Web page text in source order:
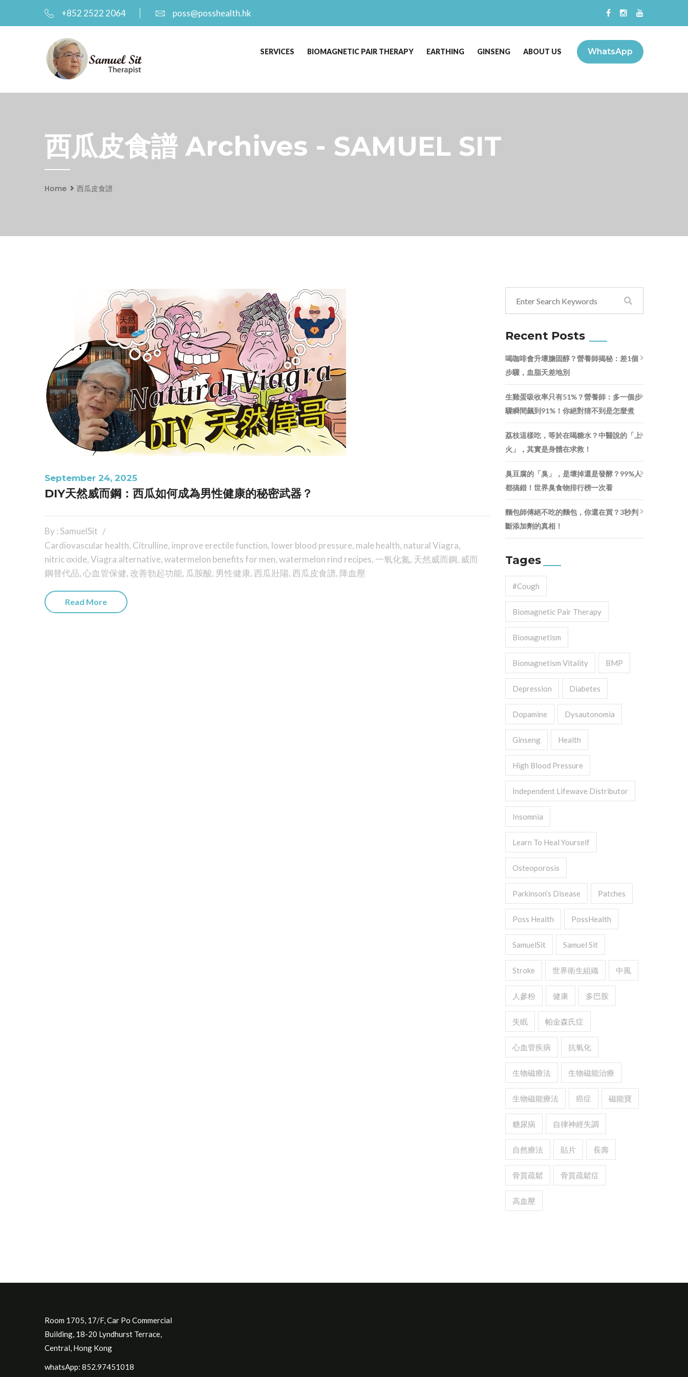
+852 2522 2064 poss@posshealth.hk
WhatsApp
SERVICES BIOMAGNETIC PAIR THERAPY EARTHING GINSENG ABOUT US
西瓜皮食譜 Archives - SAMUEL SIT
Home 西瓜皮食譜
September 24, 2025
DIY天然威而鋼：西瓜如何成為男性健康的秘密武器？
By : SamuelSit
Cardiovascular health, Citrulline, improve erectile function, lower blood pressure, male health, natural Viagra,
nitric oxide,Viagra alternative,watermelon benefits for men,watermelon rind recipes, 一氧化氮, 天然威而鋼, 威而
鋼替代品,心血管保健, 改善勃起功能, 瓜胺酸, 男性健康,西瓜壯陽,西瓜皮食譜, 降血壓
Read More
Recent Posts
喝咖啡會升壞膽固醇？營養師揭秘：差1個
步驟，血脂天差地別
生雞蛋吸收率只有51%？營養師：多一個步
驟瞬間飆到91%！你絕對猜不到是怎麼煮
荔枝這樣吃，等於在喝糖水？中醫說的「上
火」，其實是身體在求救！
臭豆腐的「臭」，是壞掉還是發酵？99%人
都搞錯！世界臭食物排行榜一次看
麵包師傅絕不吃的麵包，你還在買？3秒判
斷添加劑的真相！
Tages
#cough
Biomagnetic Pair Therapy
Biomagnetism
Biomagnetism Vitality BMP
Depression Diabetes
Dopamine Dysautonomia
Ginseng Health
High Blood Pressure
Independent Lifewave Distributor
Insomnia
Learn To Heal Yourself
Osteoporosis
Parkinson’s Disease Patches
Poss Health PossHealth
SamuelSit Samuel Sit
Stroke 世界衛生組織 中風
人參粉 健康 多巴胺
失眠 帕金森氏症
心血管疾病 抗氧化
生物磁療法 生物磁能治療
生物磁能療法 癌症 磁能寶
糖尿病 自律神經失調
自然療法 貼片 長壽
骨質疏鬆 骨質疏鬆症
高血壓
Room 1705, 17/F, Car Po Commercial
Building, 18-20 Lyndhurst Terrace,
Central, Hong Kong
whatsApp: 852.97451018